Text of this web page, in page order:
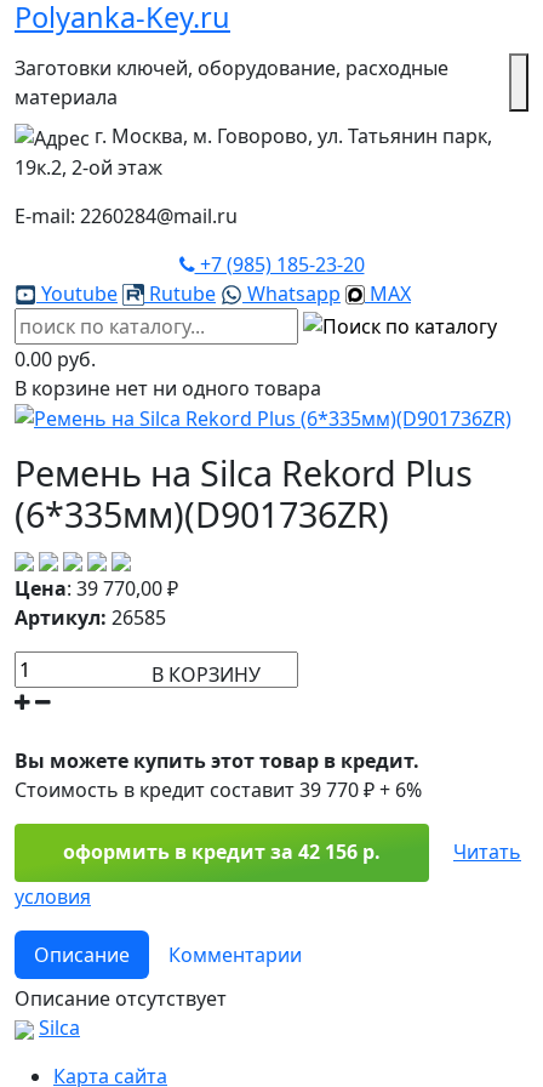
Polyanka-Key.ru
Заготовки ключей, оборудование, расходные
материала
г. Москва, м. Говорово, ул. Татьянин парк,
19к.2, 2-ой этаж
E-mail: 2260284@mail.ru
+7 (985) 185-23-20
Youtube
Rutube Whatsapp MAX
0.00 руб.
В корзине нет ни одного товара
Ремень на Silca Rekord Plus
(6*335мм)(D901736ZR)
Цена: 39 770,00₽
Артикул: 26585
В КОРЗИНУ
Вы можете купить этот товар в кредит.
Стоимость в кредит составит 39 770 ₽ + 6%
оформить в кредит за 42 156 р.
Читать
условия
Описание
Комментарии
Описание отсутствует
Silca
Карта сайта